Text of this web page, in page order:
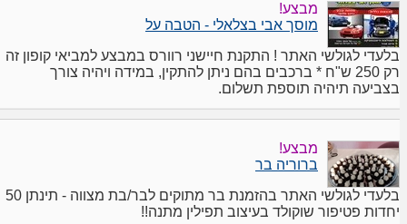
מבצע!
מוסך אבי בצלאלי - הטבה על
בלעדי לגולשי האתר ! התקנת חיישני רוורס במבצע למביאי קופון זה
רק 250 ש"ח * ברכבים בהם ניתן להתקין, במידה ויהיה צורך
בצביעה תיהיה תוספת תשלום.
מבצע!
ברוריה בר
בלעדי לגולשי האתר בהזמנת בר מתוקים לבר/בת מצווה - תינתן 50
יחדות פטיפור שוקולד בעיצוב תפילין מתנה!!